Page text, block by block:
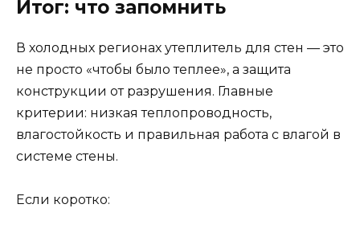
Итог: что запомнить
В холодных регионах утеплитель для стен — это
не просто «чтобы было теплее», а защита
конструкции от разрушения. Главные
критерии: низкая теплопроводность,
влагостойкость и правильная работа с влагой в
системе стены.
Если коротко: